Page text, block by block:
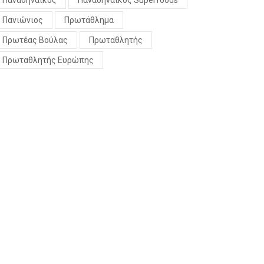
Πανιώνιος Πρωτάθλημα
Πρωτέας Βούλας Πρωταθλητής
Πρωταθλητής Ευρώπης